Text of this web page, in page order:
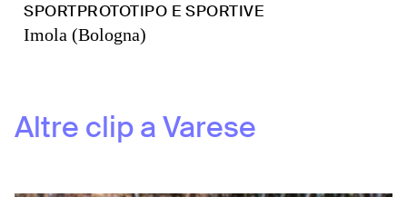
SPORTPROTOTIPO E SPORTIVE
Imola (Bologna)
Altre clip aVarese